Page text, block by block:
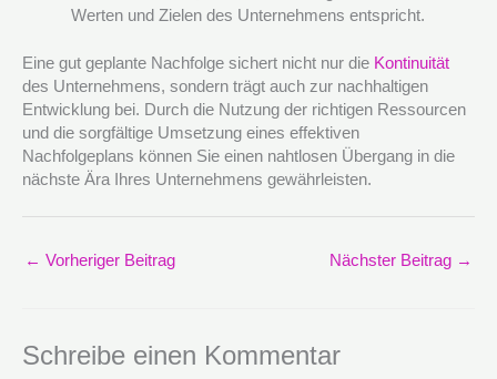
Werten und Zielen des Unternehmens entspricht.
Eine gut geplante Nachfolge sichert nicht nur die Kontinuität
des Unternehmens, sondern trägt auch zur nachhaltigen
Entwicklung bei. Durch die Nutzung der richtigen Ressourcen
und die sorgfältige Umsetzung eines effektiven
Nachfolgeplans können Sie einen nahtlosen Übergang in die
nächste Ära Ihres Unternehmens gewährleisten.
← Vorheriger Beitrag Nächster Beitrag →
Schreibe einen Kommentar